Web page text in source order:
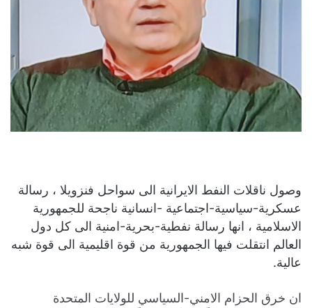
وصول ناقلات النفط الايرانية الى سواحل فنزويلا ، رسالة
عسكرية-سياسية-اجتماعية -انسانية ناجحة للجمهورية
الاسلامية ، انها رسالة نفطية-بحرية-امنية الى كل دول
العالم انتقلت فيها الجمهورية من قوة اقليمية الى قوة شبه
عالية.
ان خرق الحزام الامني-السياسي للولايات المتحدة